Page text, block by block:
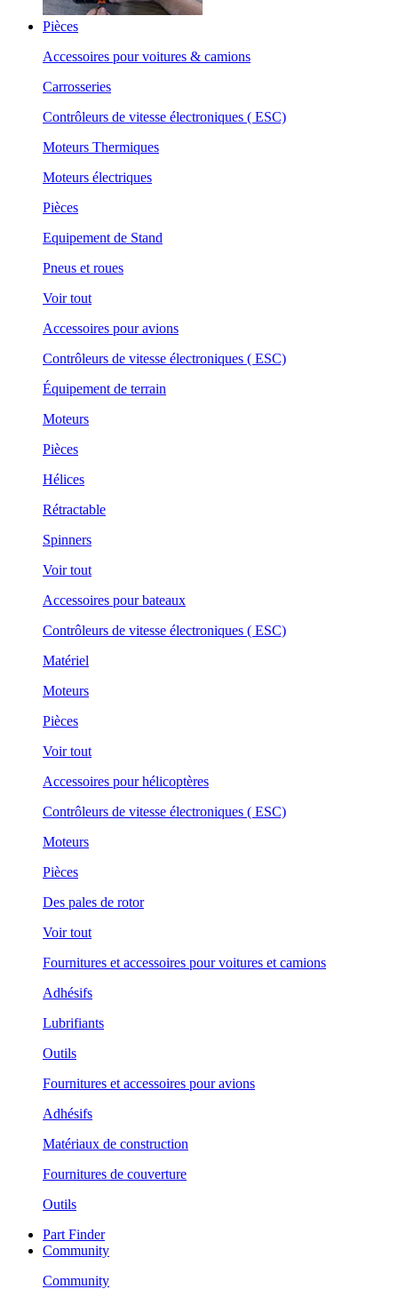
Pièces
Accessoires pour voitures & camions
Carrosseries
Contrôleurs de vitesse électroniques ( ESC)
Moteurs Thermiques
Moteurs électriques
Pièces
Equipement de Stand
Pneus et roues
Voir tout
Accessoires pour avions
Contrôleurs de vitesse électroniques ( ESC)
Équipement de terrain
Moteurs
Pièces
Hélices
Rétractable
Spinners
Voir tout
Accessoires pour bateaux
Contrôleurs de vitesse électroniques ( ESC)
Matériel
Moteurs
Pièces
Voir tout
Accessoires pour hélicoptères
Contrôleurs de vitesse électroniques ( ESC)
Moteurs
Pièces
Des pales de rotor
Voir tout
Fournitures et accessoires pour voitures et camions
Adhésifs
Lubrifiants
Outils
Fournitures et accessoires pour avions
Adhésifs
Matériaux de construction
Fournitures de couverture
Outils
Part Finder
Community
Community